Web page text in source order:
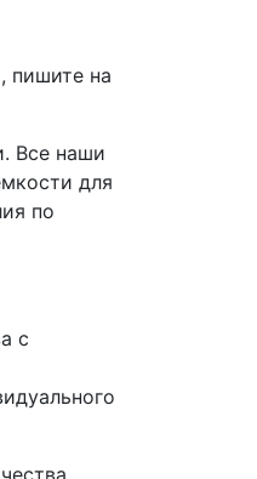
, пишите на
Все наши
для
по
с